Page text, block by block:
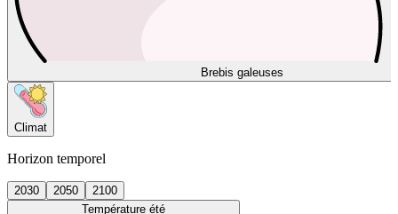
Brebis galeuses
Climat
Horizon temporel
2030 2050
2100
Température été